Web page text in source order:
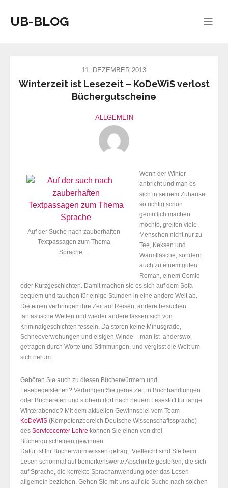
UB-BLOG
11. DEZEMBER 2013
Winterzeit ist Lesezeit – KoDeWiS verlost
Büchergutscheine
ALLGEMEIN
Auf der Suche nach zauberhaften
Textpassagen zum Thema
Sprache…
Wenn der Winter
anbricht und man es
sich in seinem Zuhause
so richtig schön
gemütlich machen
möchte, greifen viele
Menschen nicht nur zu
Tee, Keksen und
Wärmflasche, sondern
auch zu einem guten
Roman, einem Comic
oder Kurzgeschichten. Damit machen sie es sich auf dem Sofa
bequem und tauchen für einige Stunden in eine andere Welt ab.
Die einen verbringen ihre Zeit auf Reisen, andere besuchen
fantastische Welten und wieder andere lassen sich von
Kriminalgeschichten fesseln. Da stören keine Minusgrade,
Schneeverwehungen und eisigen Winde – man ist anderswo,
getragen durch Worte und Stimmungen, und vergisst die Welt um
sich herum.
Gehören Sie auch zu diesen Bücherwürmern und
Lesebegeisterten? Verbringen Sie gerne Zeit in Buchhandlungen
oder Büchereien und stöbern dort nach neuem Lesestoff für lange
Winterabende? Mit dem aktuellen Gewinnspiel vom Team
KoDeWiS (Kompetenzbereich Deutsche Wissenschaftssprache)
des Servicecenter Lehre können Sie einen von drei
Büchergutscheinen gewinnen.
Dafür ist Ihr Bücherwurmwissen gefragt: Vielleicht sind Sie beim
Lesen schonmal auf bemerkenswerte Abschnitte gestoßen, die sich
auf Sprache, die korrekte Sprachanwendung oder das Lesen
allgemein beziehen. Gehen Sie mit uns auf die Suche nach solchen